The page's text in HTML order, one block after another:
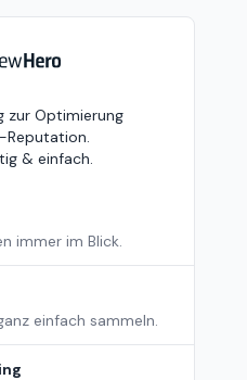
zur Optimierung
Reputation.
& einfach.
immer im Blick.
einfach sammeln.